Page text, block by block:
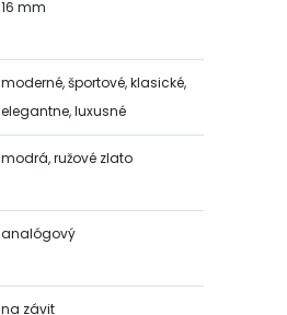
16 mm
moderné, športové, klasické,
elegantne, luxusné
modrá, ružové zlato
analógový
na závit